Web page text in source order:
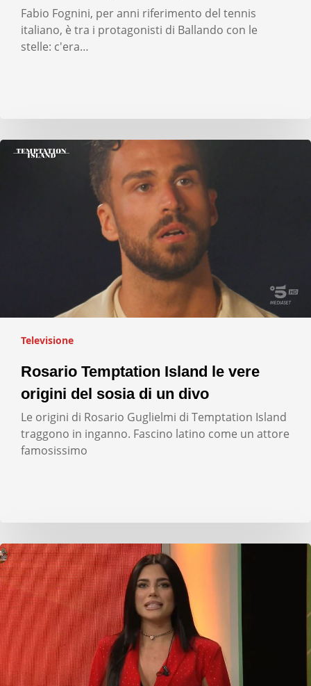
Fabio Fognini, per anni riferimento del tennis
italiano, è tra i protagonisti di Ballando con le
stelle: c'era…
Televisione
Rosario Temptation Island le vere
origini del sosia di un divo
Le origini di Rosario Guglielmi di Temptation Island
traggono in inganno. Fascino latino come un attore
famosissimo